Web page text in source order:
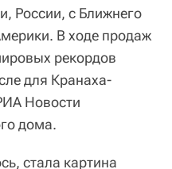
России, с Ближнего
В ходе продаж
рекордов
для Кранаха-
Новости
дома.
стала картина